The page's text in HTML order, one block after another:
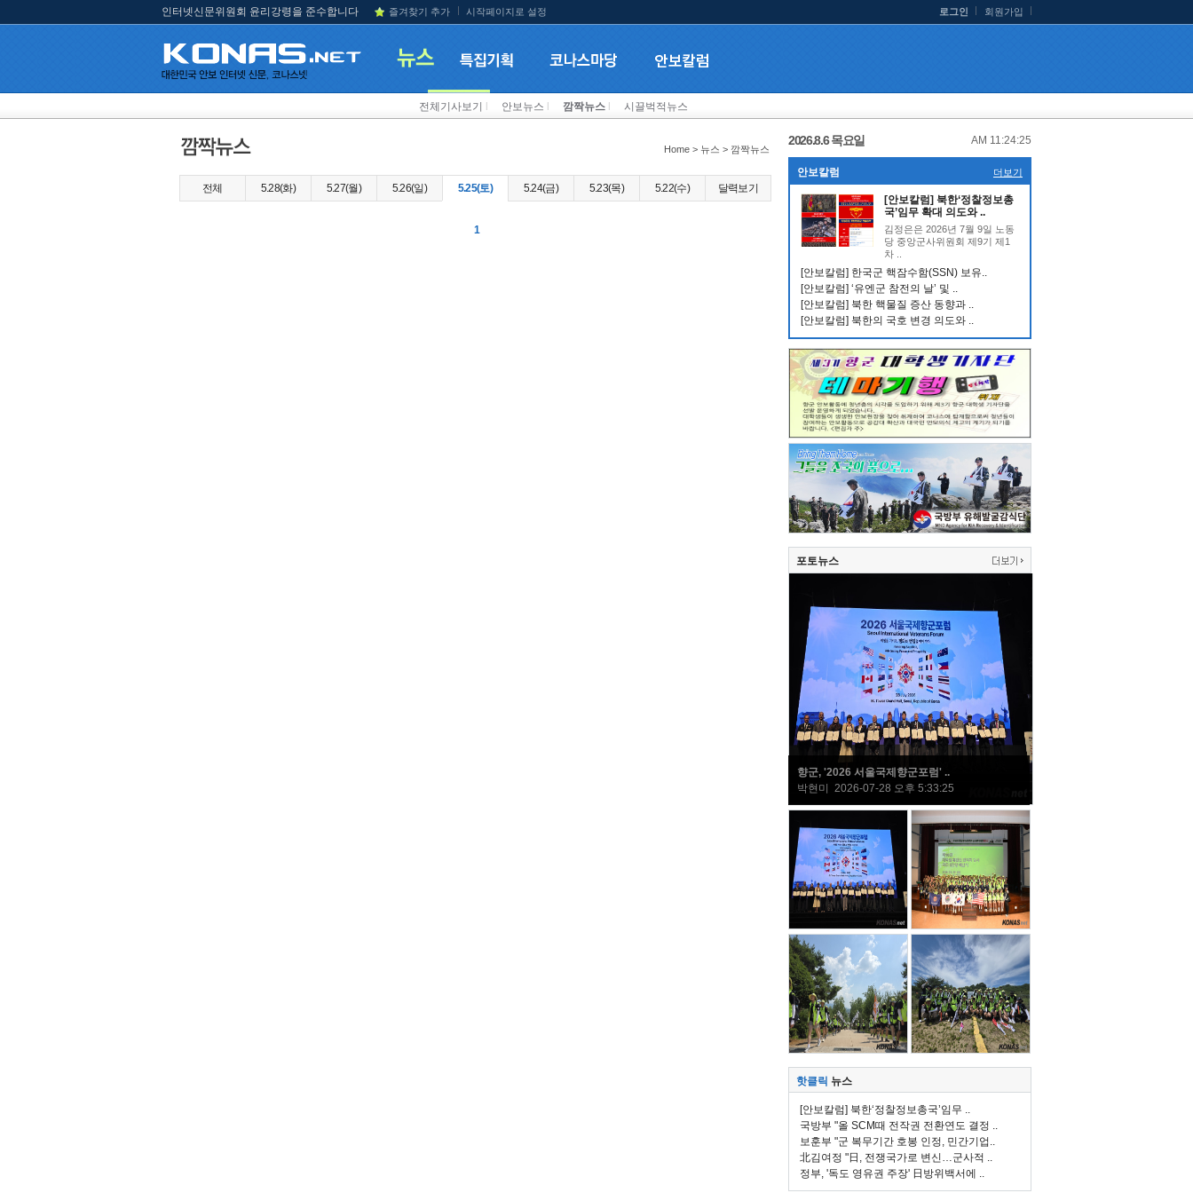
인터넷신문위원회 윤리강령을 준수합니다 즐겨찾기 추가 시작페이지로 설정 로그인 회원가입
전체기사보기 안보뉴스 깜짝뉴스 시끌벅적뉴스
Home > 뉴스 > 깜짝뉴스
전체 5.28(화) 5.27(월) 5.26(일) 5.25(토) 5.24(금) 5.23(목) 5.22(수) 달력보기
1
2026.8.6 목요일 AM 11:24:25
안보칼럼 더보기
[안보칼럼] 북한‘정찰정보총
국’임무 확대 의도와 ..
김정은은 2026년 7월 9일 노동
당 중앙군사위원회 제9기 제1
차 ..
[안보칼럼] 한국군 핵잠수함(SSN) 보유..
[안보칼럼] ‘유엔군 참전의 날’ 및 ..
[안보칼럼] 북한 핵물질 증산 동향과 ..
[안보칼럼] 북한의 국호 변경 의도와 ..
포토뉴스
향군, '2026 서울국제향군포럼' ..
박현미 2026-07-28 오후 5:33:25
핫클릭 뉴스
[안보칼럼] 북한‘정찰정보총국’임무 ..
국방부 "올 SCM때 전작권 전환연도 결정 ..
보훈부 "군 복무기간 호봉 인정, 민간기업..
北김여정 "日, 전쟁국가로 변신…군사적 ..
정부, '독도 영유권 주장' 日방위백서에 ..